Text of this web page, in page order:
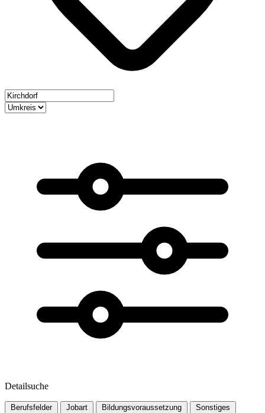
Detailsuche
Berufsfelder Jobart Bildungsvoraussetzung Sonstiges